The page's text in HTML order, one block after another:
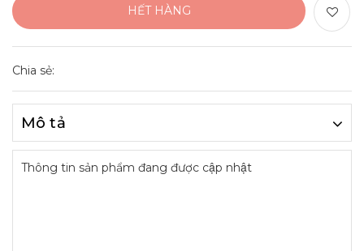
HẾT HÀNG
Chia sẻ:
Mô tả
Thông tin sản phẩm đang được cập nhật